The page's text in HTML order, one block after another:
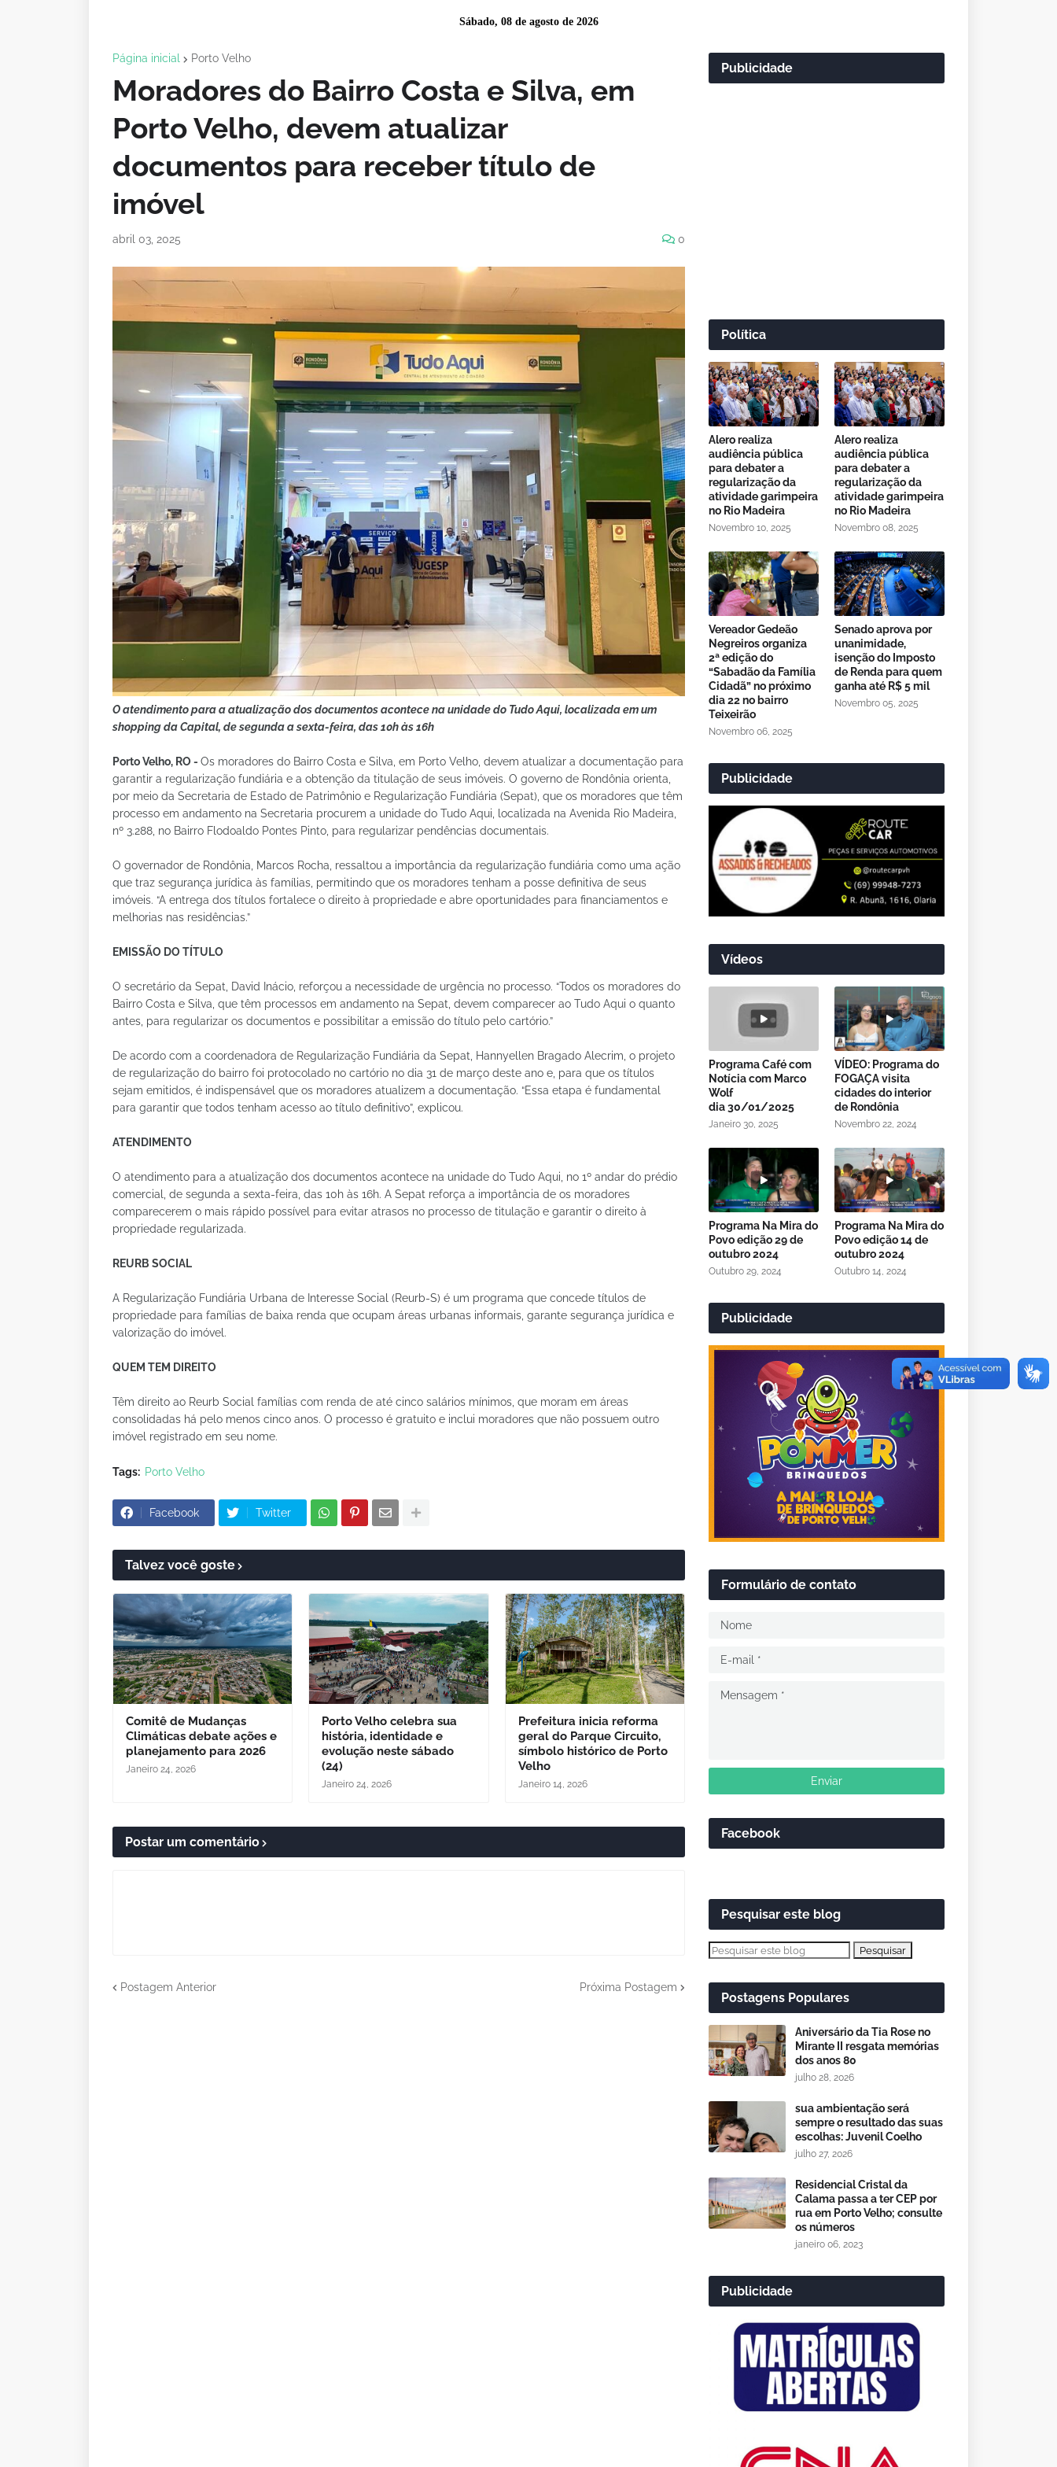
Sábado, 08 de agosto de 2026
Página inicial Porto Velho
Moradores do Bairro Costa e Silva, em
Porto Velho, devem atualizar
documentos para receber título de
imóvel
abril 03, 2025 0
O atendimento para a atualização dos documentos acontece na unidade do Tudo Aqui, localizada em um
shopping da Capital, de segunda a sexta-feira, das 10h às 16h
Porto Velho, RO - Os moradores do Bairro Costa e Silva, em Porto Velho, devem atualizar a documentação para
garantir a regularização fundiária e a obtenção da titulação de seus imóveis. O governo de Rondônia orienta,
por meio da Secretaria de Estado de Patrimônio e Regularização Fundiária (Sepat), que os moradores que têm
processo em andamento na Secretaria procurem a unidade do Tudo Aqui, localizada na Avenida Rio Madeira,
nº 3.288, no Bairro Flodoaldo Pontes Pinto, para regularizar pendências documentais.
O governador de Rondônia, Marcos Rocha, ressaltou a importância da regularização fundiária como uma ação
que traz segurança jurídica às famílias, permitindo que os moradores tenham a posse definitiva de seus
imóveis. “A entrega dos títulos fortalece o direito à propriedade e abre oportunidades para financiamentos e
melhorias nas residências.”
EMISSÃO DO TÍTULO
O secretário da Sepat, David Inácio, reforçou a necessidade de urgência no processo. “Todos os moradores do
Bairro Costa e Silva, que têm processos em andamento na Sepat, devem comparecer ao Tudo Aqui o quanto
antes, para regularizar os documentos e possibilitar a emissão do título pelo cartório.”
De acordo com a coordenadora de Regularização Fundiária da Sepat, Hannyellen Bragado Alecrim, o projeto
de regularização do bairro foi protocolado no cartório no dia 31 de março deste ano e, para que os títulos
sejam emitidos, é indispensável que os moradores atualizem a documentação. “Essa etapa é fundamental
para garantir que todos tenham acesso ao título definitivo”, explicou.
ATENDIMENTO
O atendimento para a atualização dos documentos acontece na unidade do Tudo Aqui, no 1º andar do prédio
comercial, de segunda a sexta-feira, das 10h às 16h. A Sepat reforça a importância de os moradores
comparecerem o mais rápido possível para evitar atrasos no processo de titulação e garantir o direito à
propriedade regularizada.
REURB SOCIAL
A Regularização Fundiária Urbana de Interesse Social (Reurb-S) é um programa que concede títulos de
propriedade para famílias de baixa renda que ocupam áreas urbanas informais, garante segurança jurídica e
valorização do imóvel.
QUEM TEM DIREITO
Têm direito ao Reurb Social famílias com renda de até cinco salários mínimos, que moram em áreas
consolidadas há pelo menos cinco anos. O processo é gratuito e inclui moradores que não possuem outro
imóvel registrado em seu nome.
Tags: Porto Velho
Facebook Twitter
Talvez você goste
Comitê de Mudanças
Climáticas debate ações e
planejamento para 2026
Janeiro 24, 2026
Porto Velho celebra sua
história, identidade e
evolução neste sábado
(24)
Janeiro 24, 2026
Prefeitura inicia reforma
geral do Parque Circuito,
símbolo histórico de Porto
Velho
Janeiro 14, 2026
Postar um comentário
Postagem Anterior Próxima Postagem
Publicidade
Política
Alero realiza
audiência pública
para debater a
regularização da
atividade garimpeira
no Rio Madeira
Novembro 10, 2025
Alero realiza
audiência pública
para debater a
regularização da
atividade garimpeira
no Rio Madeira
Novembro 08, 2025
Vereador Gedeão
Negreiros organiza
2ª edição do
“Sabadão da Família
Cidadã” no próximo
dia 22 no bairro
Teixeirão
Novembro 06, 2025
Senado aprova por
unanimidade,
isenção do Imposto
de Renda para quem
ganha até R$ 5 mil
Novembro 05, 2025
Publicidade
Vídeos
Programa Café com
Notícia com Marco
Wolf
dia 30/01/2025
Janeiro 30, 2025
VÍDEO: Programa do
FOGAÇA visita
cidades do interior
de Rondônia
Novembro 22, 2024
Programa Na Mira do
Povo edição 29 de
outubro 2024
Outubro 29, 2024
Programa Na Mira do
Povo edição 14 de
outubro 2024
Outubro 14, 2024
Publicidade
Formulário de contato
Facebook
Pesquisar este blog
Postagens Populares
Aniversário da Tia Rose no
Mirante II resgata memórias
dos anos 80
julho 28, 2026
sua ambientação será
sempre o resultado das suas
escolhas: Juvenil Coelho
julho 27, 2026
Residencial Cristal da
Calama passa a ter CEP por
rua em Porto Velho; consulte
os números
janeiro 06, 2023
Publicidade